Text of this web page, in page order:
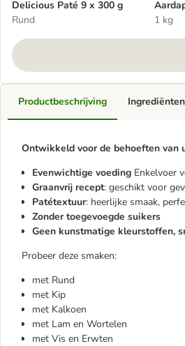
Delicious Paté 9 x 300 g
Rund
1 kg
Productbeschrijving
Ontwikkeld voor de behoeften van
Evenwichtige voeding Enkelvoer
Graanvrij recept: geschikt voor
Patétextuur: heerlijke smaak,
Zonder toegevoegde suikers
Geen kunstmatige kleurstoffen,
Probeer deze smaken:
met Rund
met Kip
met Kalkoen
met Lam en Wortelen
met Vis en Erwten
Ingrediënten